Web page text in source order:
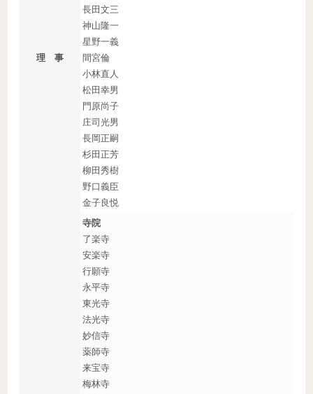
理 事
長田文三
神山隆一
星野一義
間宮倫
小林直人
松田幸男
門原尚子
庄司光男
長岡正嗣
杉田正芳
柳田秀樹
野口義臣
金子良悦
寺院
了楽寺
安楽寺
行願寺
永平寺
東光寺
法光寺
妙信寺
薬師寺
来宝寺
梅林寺